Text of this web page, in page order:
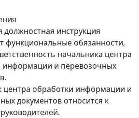
должностная инструкция
функциональные обязанности,
начальника центра
информации и перевозочных
центра обработки информации и
документов относится к